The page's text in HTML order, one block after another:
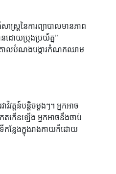
ត្រនៃការព្យាបាលមានភាព
នដោយប្រុងប្រយ័ត្ន”
ងគោលបំណងបង្ការកំណកឈាម
ត្តន៍បន្តិចម្តងៗ។ អ្នកអាច
កើនឡើង អ្នកអាចនឹងចាប់
លែងក្នុងរាងកាយក៏ដោយ